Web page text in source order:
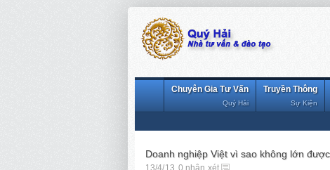
Truyền Thông
Sự Kiện
Chuyên Gia Tư Vấn
Quý Hải
Doanh nghiệp Việt vì sao không lớn
13/4/13 0 nhận xét